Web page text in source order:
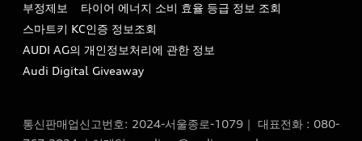
서비스 프로그램
아우디 e-tron 케어 프로그램
사설수리업체를 위한 권고사항
아우디 브랜드 히스토리
quattro 시스템
부정제보
타이어 에너지 소비 효율 등급 정보 조회
스마트키 KC인증 정보조회
AUDI AG의 개인정보처리에 관한 정보
Audi Digital Giveaway
통신판매업신고번호: 2024-서울종로-1079｜ 대표전화 : 080-